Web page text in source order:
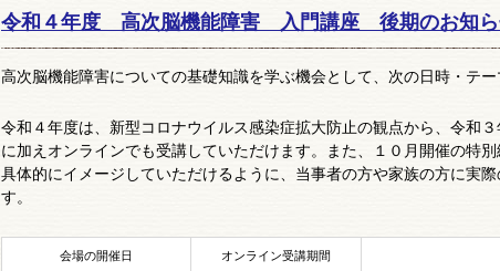
令和４年度 高次脳機能障害 入門講座 後期のお知
高次脳機能障害についての基礎知識を学ぶ機会として、次の日時・テー
令和４年度は、新型コロナウイルス感染症拡大防止の観点から、令和
に加えオンラインでも受講していただけます。また、１０月開催の特
具体的にイメージしていただけるように、当事者の方や家族の方に実
す。
会場の開催日 オンライン受講期間